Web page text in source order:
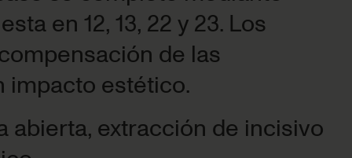
en 12, 13, 22 y 23. Los
de las
impacto estético.
abierta, extracción de incisivo